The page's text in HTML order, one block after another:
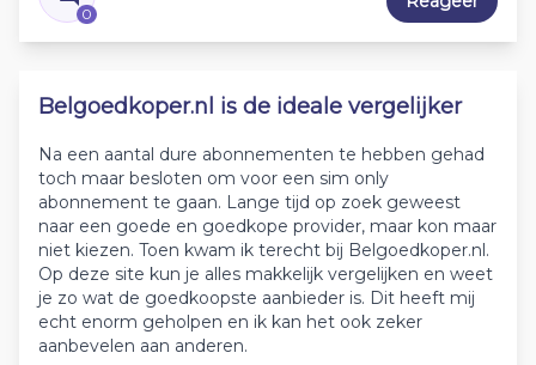
0
Belgoedkoper.nl is de ideale vergelijker
Na een aantal dure abonnementen te hebben gehad
toch maar besloten om voor een sim only
abonnement te gaan. Lange tijd op zoek geweest
naar een goede en goedkope provider, maar kon maar
niet kiezen. Toen kwam ik terecht bij Belgoedkoper.nl.
Op deze site kun je alles makkelijk vergelijken en weet
je zo wat de goedkoopste aanbieder is. Dit heeft mij
echt enorm geholpen en ik kan het ook zeker
aanbevelen aan anderen.